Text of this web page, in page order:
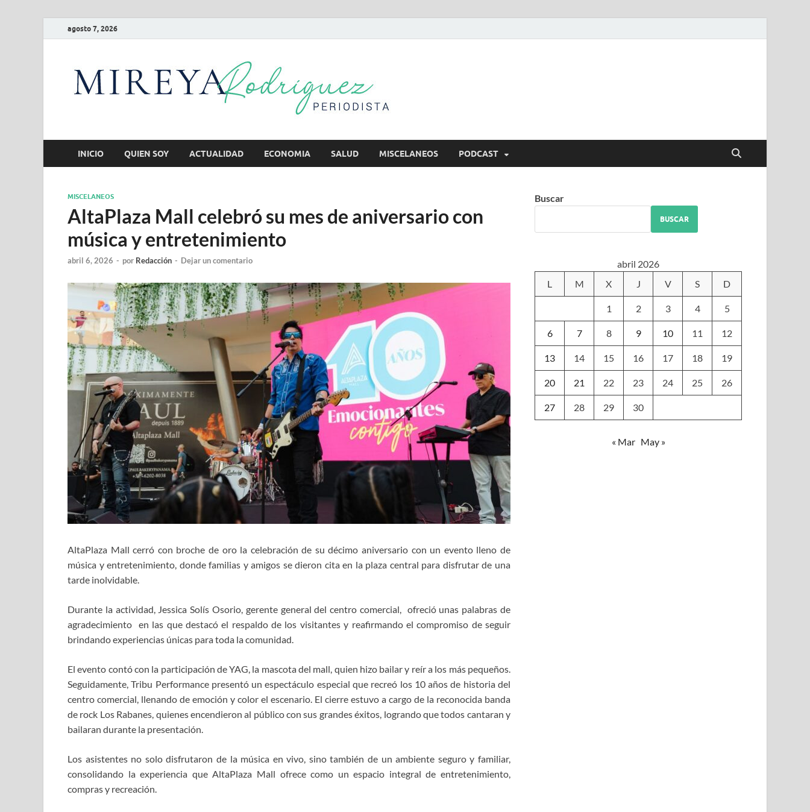
agosto 7, 2026
INICIO QUIEN SOY ACTUALIDAD ECONOMIA SALUD MISCELANEOS PODCAST
MISCELANEOS
AltaPlaza Mall celebró su mes de aniversario con
música y entretenimiento
abril 6, 2026 - por Redacción - Dejar un comentario
AltaPlaza Mall cerró con broche de oro la celebración de su décimo aniversario con un evento lleno de
música y entretenimiento, donde familias y amigos se dieron cita en la plaza central para disfrutar de una
tarde inolvidable.
Durante la actividad, Jessica Solís Osorio, gerente general del centro comercial, ofreció unas palabras de
agradecimiento en las que destacó el respaldo de los visitantes y reafirmando el compromiso de seguir
brindando experiencias únicas para toda la comunidad.
El evento contó con la participación de YAG, la mascota del mall, quien hizo bailar y reír a los más pequeños.
Seguidamente, Tribu Performance presentó un espectáculo especial que recreó los 10 años de historia del
centro comercial, llenando de emoción y color el escenario. El cierre estuvo a cargo de la reconocida banda
de rock Los Rabanes, quienes encendieron al público con sus grandes éxitos, logrando que todos cantaran y
bailaran durante la presentación.
Los asistentes no solo disfrutaron de la música en vivo, sino también de un ambiente seguro y familiar,
consolidando la experiencia que AltaPlaza Mall ofrece como un espacio integral de entretenimiento,
compras y recreación.
Buscar
BUSCAR
abril 2026
L
M X J V S D
1 2 3 4 5
6 7 8 9 10 11 12
13 14 15 16 17 18 19
20 21 22 23 24 25 26
27 28 29 30
« Mar May »